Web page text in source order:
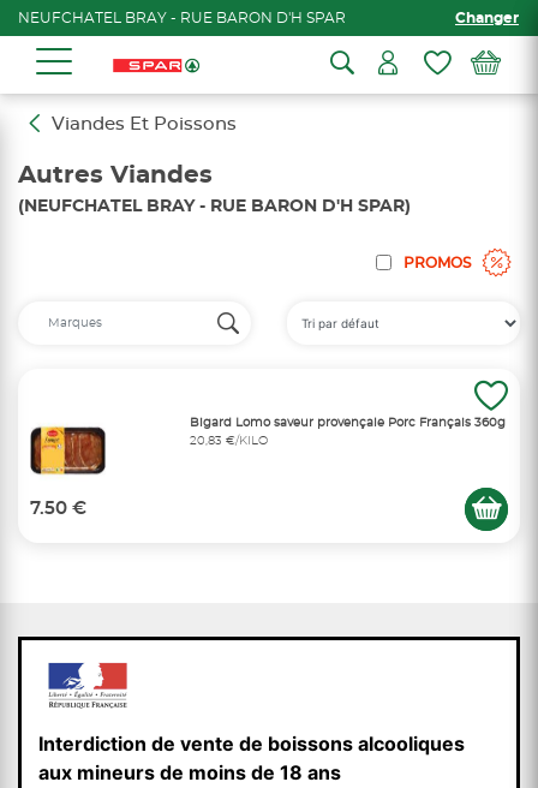
NEUFCHATEL BRAY - RUE BARON D'H SPAR Changer
Viandes Et Poissons
Autres Viandes
(NEUFCHATEL BRAY - RUE BARON D'H SPAR)
PROMOS
Bigard Lomo saveur provençale Porc Français 360g
20,83 €/KILO
7.50 €
Interdiction de vente de boissons alcooliques
aux mineurs de moins de 18 ans